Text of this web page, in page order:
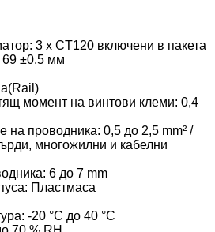
3 x CT120 включени в пакета
69 ±0.5 мм
момент на винтови клеми: 0,4
на проводника: 0,5 до 2,5 mm² /
многожилни и кабелни
6 до 7 mm
Пластмаса
-20 °C до 40 °C